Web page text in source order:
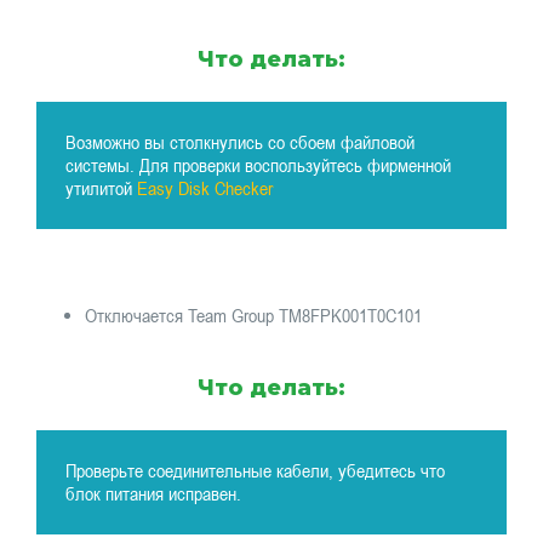
Что делать:
Возможно вы столкнулись со сбоем файловой
системы. Для проверки воспользуйтесь фирменной
утилитой Easy Disk Checker
Отключается Team Group TM8FPK001T0C101
Что делать:
Проверьте соединительные кабели, убедитесь что
блок питания исправен.